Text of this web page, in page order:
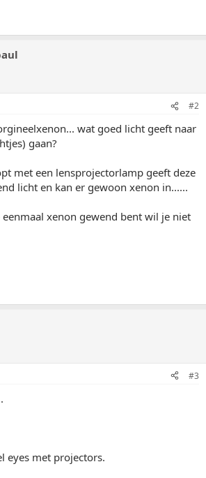
#2
wat goed licht geeft naar
gaan?
met een lensprojectorlamp geeft deze
licht en kan er gewoon xenon in......
xenon gewend bent wil je niet
#3
eyes met projectors.